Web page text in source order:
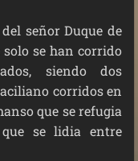
señor Duque de
solo se han corrido
siendo dos
corridos en
que se refugia
se lidia entre